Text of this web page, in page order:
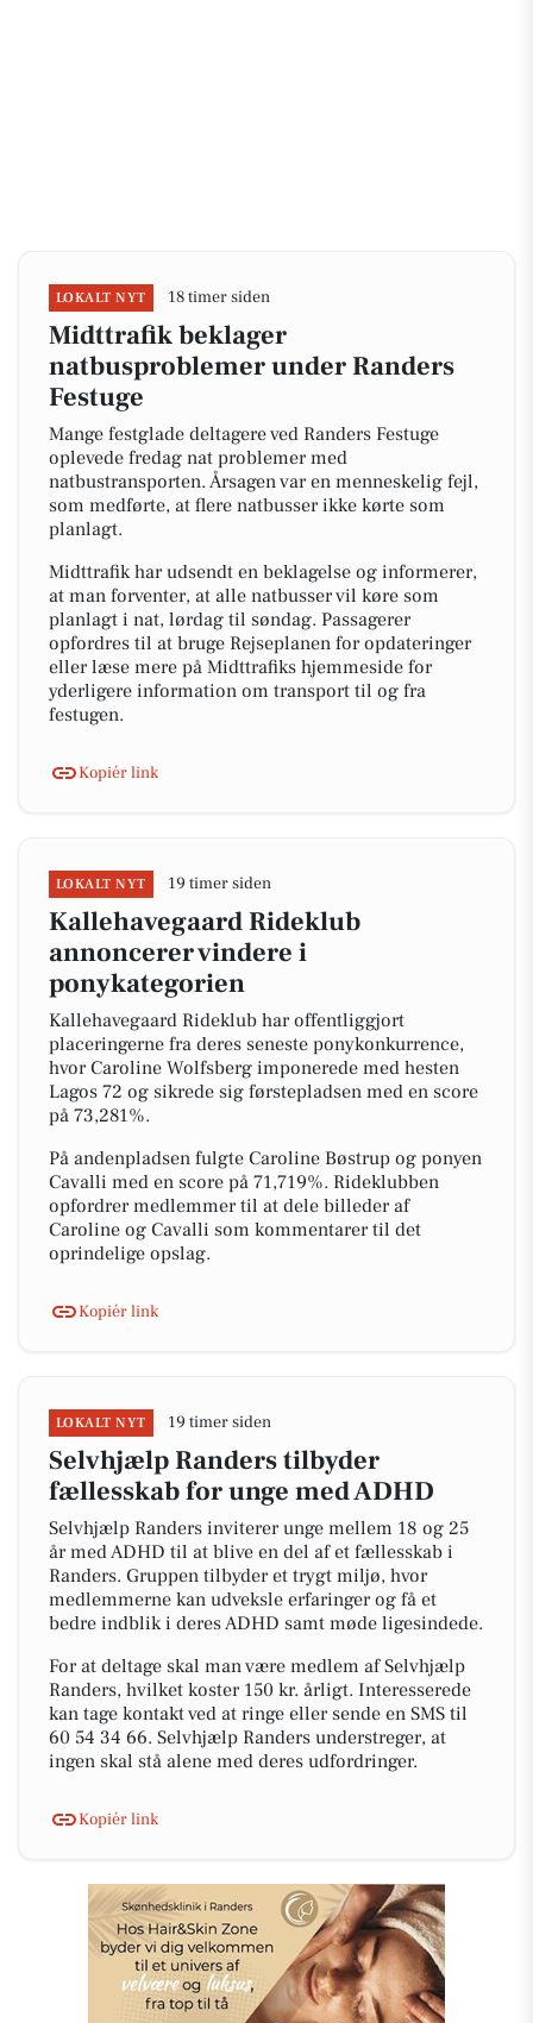
LOKALT NYT 18 timer siden
Midttrafik beklager
natbusproblemer under Randers
Festuge
Mange festglade deltagere ved Randers Festuge
oplevede fredag nat problemer med
natbustransporten. Årsagen var en menneskelig fejl,
som medførte, at flere natbusser ikke kørte som
planlagt.
Midttrafik har udsendt en beklagelse og informerer,
at man forventer, at alle natbusser vil køre som
planlagt i nat, lørdag til søndag. Passagerer
opfordres til at bruge Rejseplanen for opdateringer
eller læse mere på Midttrafiks hjemmeside for
yderligere information om transport til og fra
festugen.
Kopiér link
LOKALT NYT 19 timer siden
Kallehavegaard Rideklub
annoncerer vindere i
ponykategorien
Kallehavegaard Rideklub har offentliggjort
placeringerne fra deres seneste ponykonkurrence,
hvor Caroline Wolfsberg imponerede med hesten
Lagos 72 og sikrede sig førstepladsen med en score
på 73,281%.
På andenpladsen fulgte Caroline Bøstrup og ponyen
Cavalli med en score på 71,719%. Rideklubben
opfordrer medlemmer til at dele billeder af
Caroline og Cavalli som kommentarer til det
oprindelige opslag.
Kopiér link
LOKALT NYT 19 timer siden
Selvhjælp Randers tilbyder
fællesskab for unge med ADHD
Selvhjælp Randers inviterer unge mellem 18 og 25
år med ADHD til at blive en del af et fællesskab i
Randers. Gruppen tilbyder et trygt miljø, hvor
medlemmerne kan udveksle erfaringer og få et
bedre indblik i deres ADHD samt møde ligesindede.
For at deltage skal man være medlem af Selvhjælp
Randers, hvilket koster 150 kr. årligt. Interesserede
kan tage kontakt ved at ringe eller sende en SMS til
60 54 34 66. Selvhjælp Randers understreger, at
ingen skal stå alene med deres udfordringer.
Kopiér link